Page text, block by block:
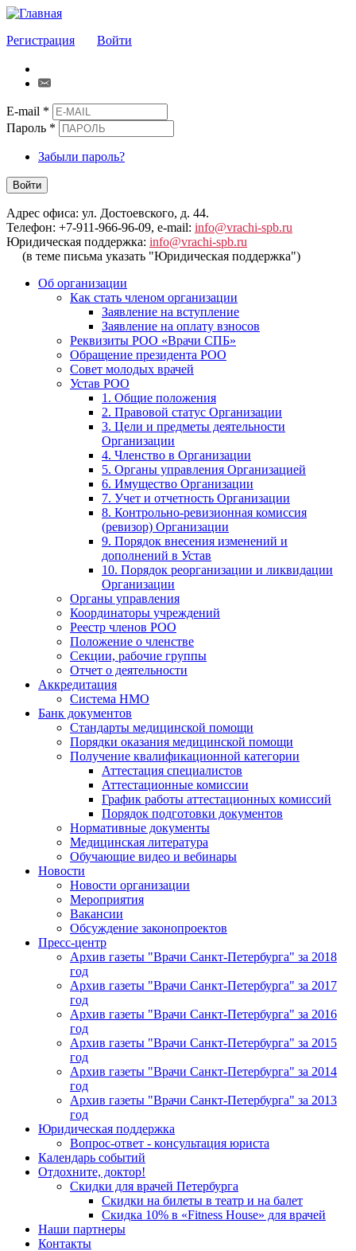
Регистрация Войти
E-mail *
Пароль *
Забыли пароль?
Войти
Адрес офиса: ул. Достоевского, д. 44.
Телефон: +7-911-966-96-09, e-mail: info@vrachi-spb.ru
Юридическая поддержка: info@vrachi-spb.ru
(в теме письма указать "Юридическая поддержка")
Об организации
Как стать членом организации
Заявление на вступление
Заявление на оплату взносов
Реквизиты РОО «Врачи СПБ»
Обращение президента РОО
Совет молодых врачей
Устав РОО
1. Общие положения
2. Правовой статус Организации
3. Цели и предметы деятельности
Организации
4. Членство в Организации
5. Органы управления Организацией
6. Имущество Организации
7. Учет и отчетность Организации
8. Контрольно-ревизионная комиссия
(ревизор) Организации
9. Порядок внесения изменений и
дополнений в Устав
10. Порядок реорганизации и ликвидации
Организации
Органы управления
Координаторы учреждений
Реестр членов РОО
Положение о членстве
Секции, рабочие группы
Отчет о деятельности
Аккредитация
Система НМО
Банк документов
Стандарты медицинской помощи
Порядки оказания медицинской помощи
Получение квалификационной категории
Аттестация специалистов
Аттестационные комиссии
График работы аттестационных комиссий
Порядок подготовки документов
Нормативные документы
Медицинская литература
Обучающие видео и вебинары
Новости
Новости организации
Мероприятия
Вакансии
Обсуждение законопроектов
Пресс-центр
Архив газеты "Врачи Санкт-Петербурга" за 2018
год
Архив газеты "Врачи Санкт-Петербурга" за 2017
год
Архив газеты "Врачи Санкт-Петербурга" за 2016
год
Архив газеты "Врачи Санкт-Петербурга" за 2015
год
Архив газеты "Врачи Санкт-Петербурга" за 2014
год
Архив газеты "Врачи Санкт-Петербурга" за 2013
год
Юридическая поддержка
Вопрос-ответ - консультация юриста
Календарь событий
Отдохните, доктор!
Скидки для врачей Петербурга
Скидки на билеты в театр и на балет
Скидка 10% в «Fitness House» для врачей
Наши партнеры
Контакты